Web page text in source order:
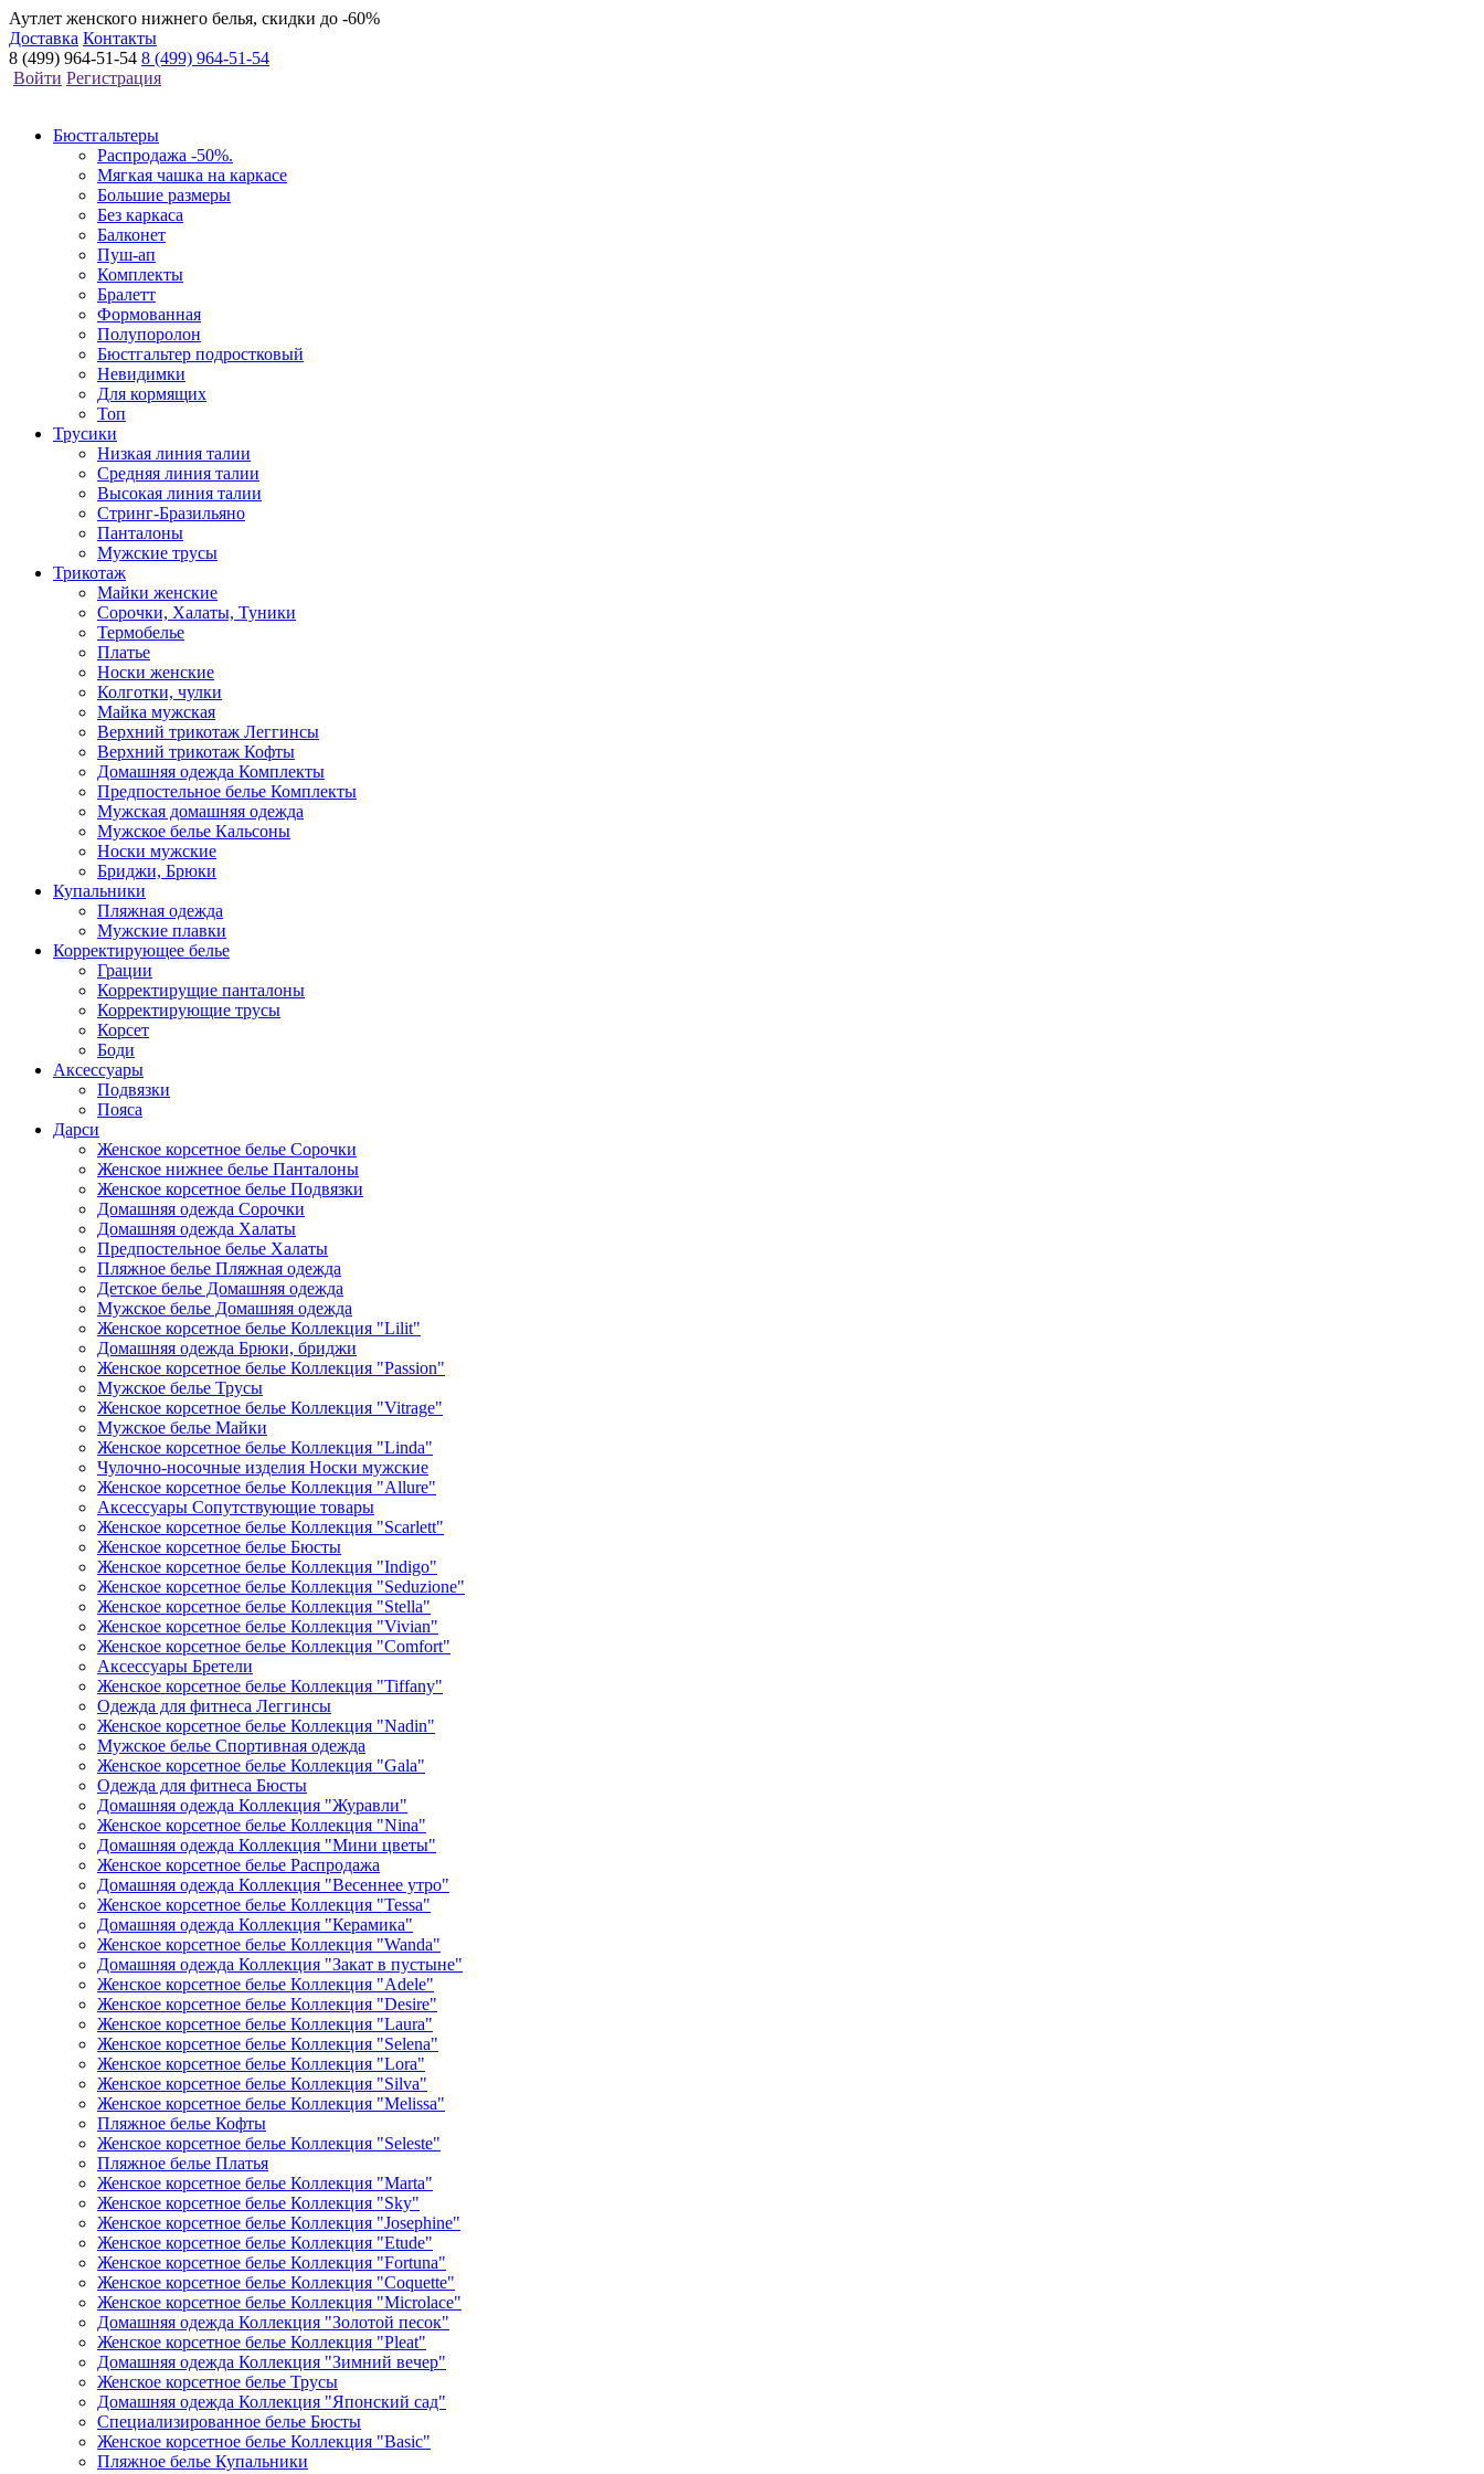
Аутлет женского нижнего белья, скидки до -60%
Доставка Контакты
8 (499) 964-51-54 8 (499) 964-51-54
Войти Регистрация
Бюстгальтеры
Распродажа -50%.
Мягкая чашка на каркасе
Большие размеры
Без каркаса
Балконет
Пуш-ап
Комплекты
Бралетт
Формованная
Полупоролон
Бюстгальтер подростковый
Невидимки
Для кормящих
Топ
Трусики
Низкая линия талии
Средняя линия талии
Высокая линия талии
Стринг-Бразильяно
Панталоны
Мужские трусы
Трикотаж
Майки женские
Сорочки, Халаты, Туники
Термобелье
Платье
Носки женские
Колготки, чулки
Майка мужская
Верхний трикотаж Леггинсы
Верхний трикотаж Кофты
Домашняя одежда Комплекты
Предпостельное белье Комплекты
Мужская домашняя одежда
Мужское белье Кальсоны
Носки мужские
Бриджи, Брюки
Купальники
Пляжная одежда
Мужские плавки
Корректирующее белье
Грации
Корректирущие панталоны
Корректирующие трусы
Корсет
Боди
Аксессуары
Подвязки
Пояса
Дарси
Женское корсетное белье Сорочки
Женское нижнее белье Панталоны
Женское корсетное белье Подвязки
Домашняя одежда Сорочки
Домашняя одежда Халаты
Предпостельное белье Халаты
Пляжное белье Пляжная одежда
Детское белье Домашняя одежда
Мужское белье Домашняя одежда
Женское корсетное белье Коллекция "Lilit"
Домашняя одежда Брюки, бриджи
Женское корсетное белье Коллекция "Passion"
Мужское белье Трусы
Женское корсетное белье Коллекция "Vitrage"
Мужское белье Майки
Женское корсетное белье Коллекция "Linda"
Чулочно-носочные изделия Носки мужские
Женское корсетное белье Коллекция "Allure"
Аксессуары Сопутствующие товары
Женское корсетное белье Коллекция "Scarlett"
Женское корсетное белье Бюсты
Женское корсетное белье Коллекция "Indigo"
Женское корсетное белье Коллекция "Seduzione"
Женское корсетное белье Коллекция "Stella"
Женское корсетное белье Коллекция "Vivian"
Женское корсетное белье Коллекция "Comfort"
Аксессуары Бретели
Женское корсетное белье Коллекция "Tiffany"
Одежда для фитнеса Леггинсы
Женское корсетное белье Коллекция "Nadin"
Мужское белье Спортивная одежда
Женское корсетное белье Коллекция "Gala"
Одежда для фитнеса Бюсты
Домашняя одежда Коллекция "Журавли"
Женское корсетное белье Коллекция "Nina"
Домашняя одежда Коллекция "Мини цветы"
Женское корсетное белье Распродажа
Домашняя одежда Коллекция "Весеннее утро"
Женское корсетное белье Коллекция "Tessa"
Домашняя одежда Коллекция "Керамика"
Женское корсетное белье Коллекция "Wanda"
Домашняя одежда Коллекция "Закат в пустыне"
Женское корсетное белье Коллекция "Adele"
Женское корсетное белье Коллекция "Desire"
Женское корсетное белье Коллекция "Laura"
Женское корсетное белье Коллекция "Selena"
Женское корсетное белье Коллекция "Lora"
Женское корсетное белье Коллекция "Silva"
Женское корсетное белье Коллекция "Melissa"
Пляжное белье Кофты
Женское корсетное белье Коллекция "Seleste"
Пляжное белье Платья
Женское корсетное белье Коллекция "Marta"
Женское корсетное белье Коллекция "Sky"
Женское корсетное белье Коллекция "Josephine"
Женское корсетное белье Коллекция "Etude"
Женское корсетное белье Коллекция "Fortuna"
Женское корсетное белье Коллекция "Coquette"
Женское корсетное белье Коллекция "Microlace"
Домашняя одежда Коллекция "Золотой песок"
Женское корсетное белье Коллекция "Pleat"
Домашняя одежда Коллекция "Зимний вечер"
Женское корсетное белье Трусы
Домашняя одежда Коллекция "Японский сад"
Специализированное белье Бюсты
Женское корсетное белье Коллекция "Basic"
Пляжное белье Купальники